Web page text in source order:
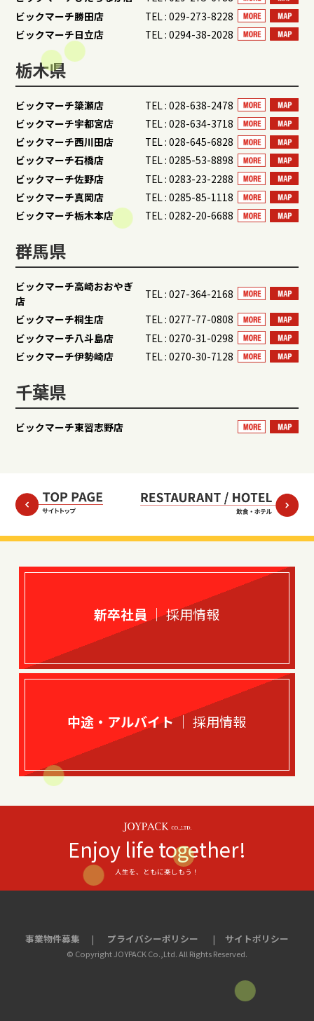
ビックマーチ勝田店
TEL : 029-273-8228
ビックマーチ日立店
TEL : 0294-38-2028
栃木県
ビックマーチ簗瀬店
TEL : 028-638-2478
ビックマーチ宇都宮店
TEL : 028-634-3718
ビックマーチ西川田店
TEL : 028-645-6828
ビックマーチ石橋店
TEL : 0285-53-8898
ビックマーチ佐野店
TEL : 0283-23-2288
ビックマーチ真岡店
TEL : 0285-85-1118
ビックマーチ栃木本店
TEL : 0282-20-6688
群馬県
ビックマーチ高崎おおやぎ
店
TEL : 027-364-2168
ビックマーチ桐生店
TEL : 0277-77-0808
ビックマーチ八斗島店
TEL : 0270-31-0298
ビックマーチ伊勢崎店
TEL : 0270-30-7128
千葉県
ビックマーチ東習志野店
新卒社員 ｜ 採用情報
中途・アルバイト｜ 採用情報
Enjoy life together!
人生を、ともに楽しもう ！
事業物件募集 プライバシーポリシー サイトポリシー
© Copyright JOYPACK Co.,Ltd. All Rights Reserved.